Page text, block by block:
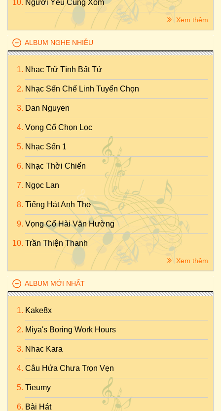
Người Yêu Cùng Xóm
Xem thêm
ALBUM NGHE NHIỀU
Nhạc Trữ Tình Bất Tử
Nhạc Sến Chế Linh Tuyển Chọn
Dan Nguyen
Vọng Cổ Chọn Lọc
Nhạc Sến 1
Nhạc Thời Chiến
Ngọc Lan
Tiếng Hát Anh Thơ
Vọng Cổ Hài Văn Hường
Trần Thiện Thanh
Xem thêm
ALBUM MỚI NHẤT
Kake8x
Miya's Boring Work Hours
Nhac Kara
Câu Hứa Chưa Trọn Vẹn
Tieumy
Bài Hát